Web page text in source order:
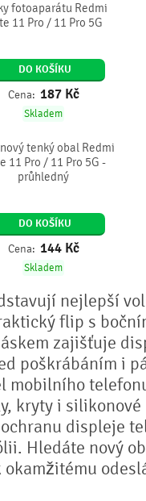
fotoaparátu Redmi
11 Pro / 11 Pro 5G
DO KOŠÍKU
Cena: 187 Kč
Skladem
tenký obal Redmi
11 Pro / 11 Pro 5G -
průhledný
DO KOŠÍKU
Cena: 144 Kč
Skladem
nejlepší
flip s
zajišťuje
poškrábáním i
mobilního
kryty i
displeje
Hledáte nový
okamžitému